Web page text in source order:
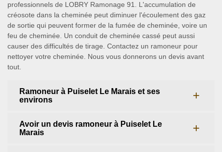
professionnels de LOBRY Ramonage 91. L'accumulation de
créosote dans la cheminée peut diminuer l'écoulement des gaz
de sortie qui peuvent former de la fumée de cheminée, voire un
feu de cheminée. Un conduit de cheminée cassé peut aussi
causer des difficultés de tirage. Contactez un ramoneur pour
nettoyer votre cheminée. Nous vous donnerons un devis avant
tout.
Ramoneur à Puiselet Le Marais et ses
environs
Avoir un devis ramoneur à Puiselet Le
Marais